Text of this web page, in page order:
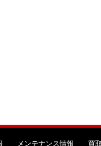
メンテナンス情報 買